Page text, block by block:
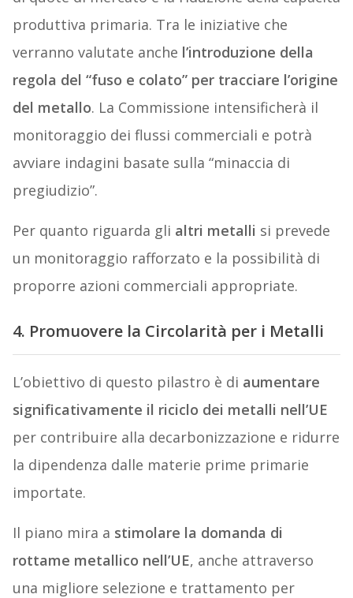
produttiva primaria. Tra le iniziative che
verranno valutate anche l’introduzione della
regola del “fuso e colato” per tracciare l’origine
del metallo. La Commissione intensificherà il
monitoraggio dei flussi commerciali e potrà
avviare indagini basate sulla “minaccia di
pregiudizio”.
Per quanto riguarda gli altri metalli si prevede
un monitoraggio rafforzato e la possibilità di
proporre azioni commerciali appropriate.
4. Promuovere la Circolarità per i Metalli
L’obiettivo di questo pilastro è di aumentare
significativamente il riciclo dei metalli nell’UE
per contribuire alla decarbonizzazione e ridurre
la dipendenza dalle materie prime primarie
importate.
Il piano mira a stimolare la domanda di
rottame metallico nell’UE, anche attraverso
una migliore selezione e trattamento per